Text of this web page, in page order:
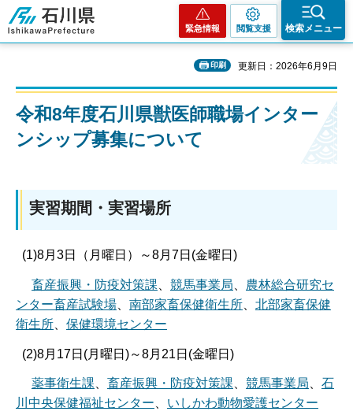
石川県
緊急情報 閲覧支援 検索メニュー
印刷 更新日：2026年6月9日
令和8年度石川県獣医師職場インター
ンシップ募集について
実習期間・実習場所
(1)8月3日（月曜日）～8月7日(金曜日)
畜産振興・防疫対策課 競馬事業局
農林総合研究セ
ンター畜産試験場
南部家畜保健衛生所
北部家畜保健
衛生所
保健環境センター
(2)8月17日(月曜日)～8月21日(金曜日)
薬事衛生課 畜産振興・防疫対策課 競馬事業局
石
川中央保健福祉センター
いしかわ動物愛護センター